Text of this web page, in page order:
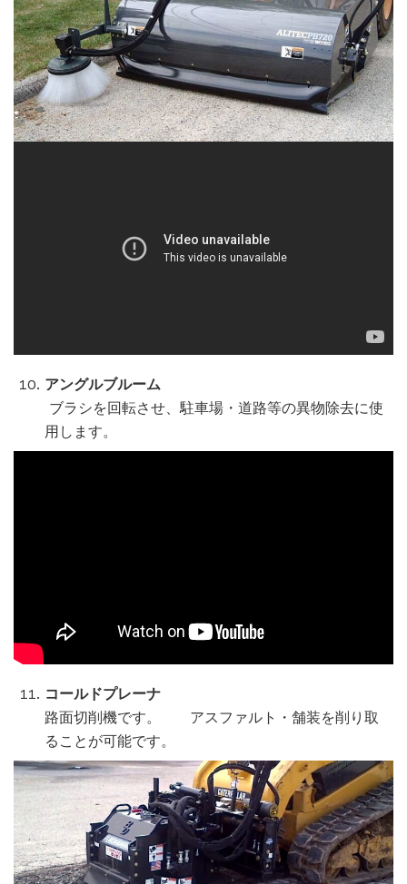
アングルブルーム
ブラシを回転させ、駐車場・道路等の異物除去に使
用します。
コールドプレーナ
路面切削機です。 アスファルト・舗装を削り取
ることが可能です。